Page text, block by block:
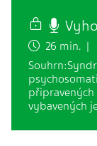
26 min. |
připravených
vybavených